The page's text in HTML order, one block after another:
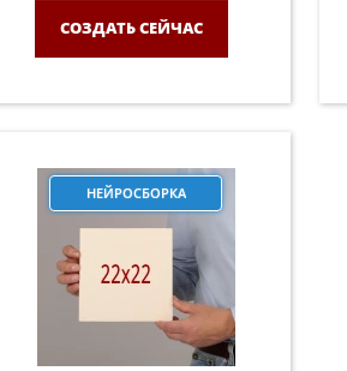
СОЗДАТЬ СЕЙЧАС
НЕЙРОСБОРКА